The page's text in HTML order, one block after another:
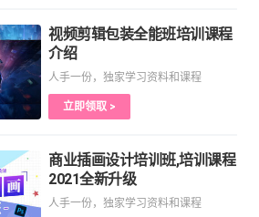
视频剪辑包装全能班培训课程
介绍
人手一份，独家学习资料和课程
立即领取 >
商业插画设计培训班,培训课程
2021全新升级
人手一份，独家学习资料和课程